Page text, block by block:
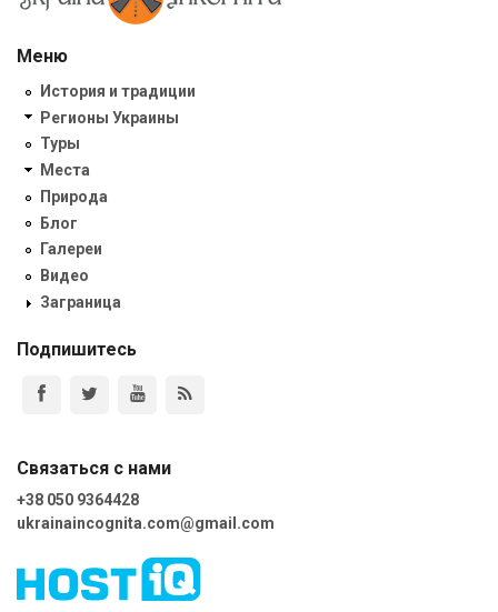
Меню
История и традиции
Регионы Украины
Туры
Места
Природа
Блог
Галереи
Видео
Заграница
Подпишитесь
Связаться с нами
+38 050 9364428
ukrainaincognita.com@gmail.com